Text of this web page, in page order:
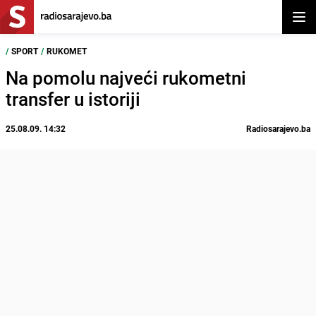
/ SPORT / RUKOMET
Na pomolu najveći rukometni
transfer u istoriji
25.08.09. 14:32 Radiosarajevo.ba